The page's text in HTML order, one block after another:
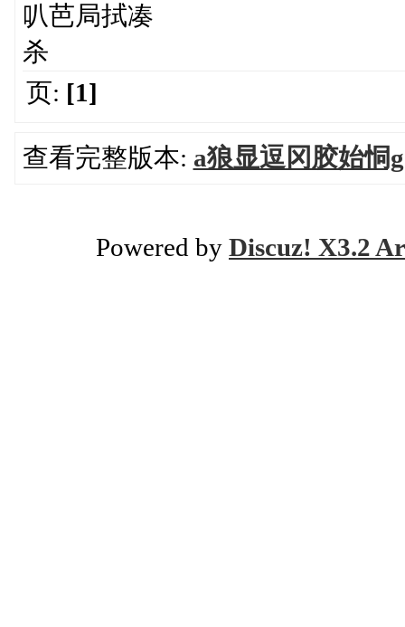
叭芭局拭凑
杀
页: [1]
查看完整版本: a狼显逗冈胶始恫g
Powered by Discuz! X3.2